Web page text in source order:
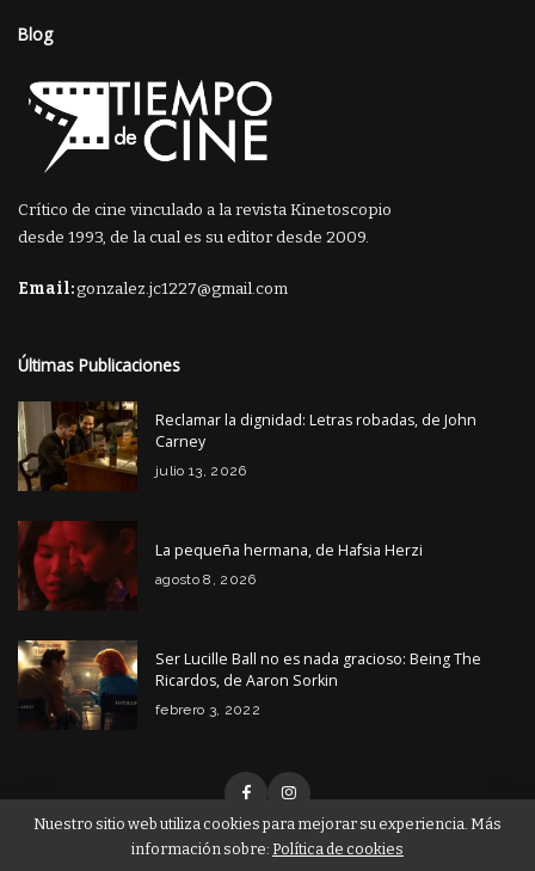
Blog
Crítico de cine vinculado a la revista Kinetoscopio
desde 1993, de la cual es su editor desde 2009.
Email:gonzalez.jc1227@gmail.com
Últimas Publicaciones
Reclamar la dignidad: Letras robadas, de John
Carney
julio 13, 2026
La pequeña hermana, de Hafsia Herzi
agosto 8, 2026
Ser Lucille Ball no es nada gracioso: Being The
Ricardos, de Aaron Sorkin
febrero 3, 2022
Nuestro sitio web utiliza cookies para mejorar su experiencia. Más
información sobre: Política de cookies